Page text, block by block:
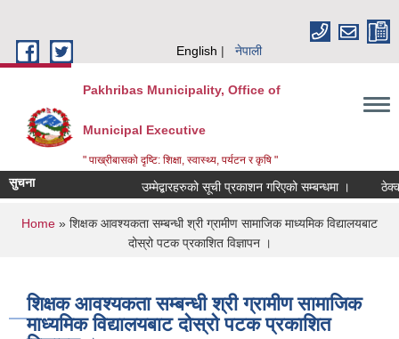
English नेपाली
Pakhribas Municipality, Office of
Municipal Executive
" पाख्रीबासको दृष्टि: शिक्षा, स्वास्थ्य, पर्यटन र कृषि "
सुचना उम्मेद्बारहरुको सूची प्रकाशन गरिएको सम्बन्धमा ।
You are here
Home » शिक्षक आवश्यकता सम्बन्धी श्री ग्रामीण सामाजिक माध्यमिक विद्यालयबाट
दोस्रो पटक प्रकाशित विज्ञापन ।
शिक्षक आवश्यकता सम्बन्धी श्री ग्रामीण सामाजिक
माध्यमिक विद्यालयबाट दोस्रो पटक प्रकाशित